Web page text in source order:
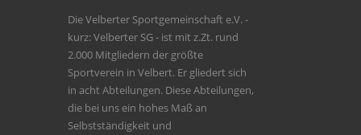
Die Velberter Sportgemeinschaft e.V. -
kurz: Velberter SG - ist mit z.Zt. rund
2.000 Mitgliedern der größte
Sportverein in Velbert. Er gliedert sich
in acht Abteilungen. Diese Abteilungen,
die bei uns ein hohes Maß an
Selbstständigkeit und